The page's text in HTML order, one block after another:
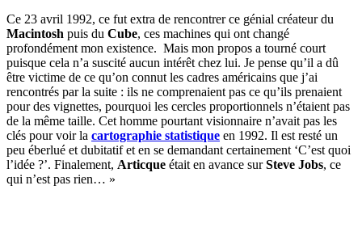
Ce 23 avril 1992, ce fut extra de rencontrer ce génial créateur du
Macintosh puis du Cube, ces machines qui ont changé
profondément mon existence. Mais mon propos a tourné court
puisque cela n’a suscité aucun intérêt chez lui. Je pense qu’il a dû
être victime de ce qu’on connut les cadres américains que j’ai
rencontrés par la suite : ils ne comprenaient pas ce qu’ils prenaient
pour des vignettes, pourquoi les cercles proportionnels n’étaient pas
de la même taille. Cet homme pourtant visionnaire n’avait pas les
clés pour voir la cartographie statistique en 1992. Il est resté un
peu éberlué et dubitatif et en se demandant certainement ‘C’est quoi
l’idée ?’. Finalement, Articque était en avance surSteve Jobs, ce
qui n’est pas rien… »